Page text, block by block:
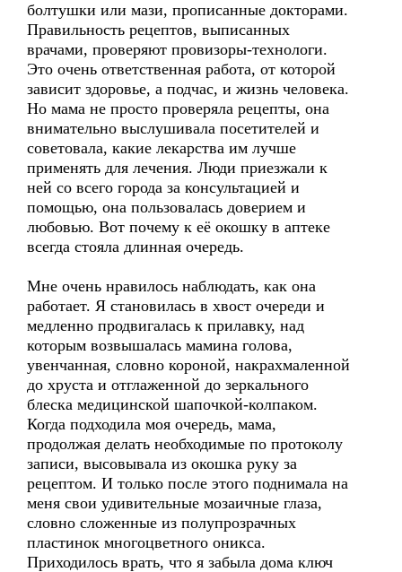
болтушки или мази, прописанные докторами.
Правильность рецептов, выписанных
врачами, проверяют провизоры-технологи.
Это очень ответственная работа, от которой
зависит здоровье, а подчас, и жизнь человека.
Но мама не просто проверяла рецепты, она
внимательно выслушивала посетителей и
советовала, какие лекарства им лучше
применять для лечения. Люди приезжали к
ней со всего города за консультацией и
помощью, она пользовалась доверием и
любовью. Вот почему к её окошку в аптеке
всегда стояла длинная очередь.
Мне очень нравилось наблюдать, как она
работает. Я становилась в хвост очереди и
медленно продвигалась к прилавку, над
которым возвышалась мамина голова,
увенчанная, словно короной, накрахмаленной
до хруста и отглаженной до зеркального
блеска медицинской шапочкой-колпаком.
Когда подходила моя очередь, мама,
продолжая делать необходимые по протоколу
записи, высовывала из окошка руку за
рецептом. И только после этого поднимала на
меня свои удивительные мозаичные глаза,
словно сложенные из полупрозрачных
пластинок многоцветного оникса.
Приходилось врать, что я забыла дома ключ